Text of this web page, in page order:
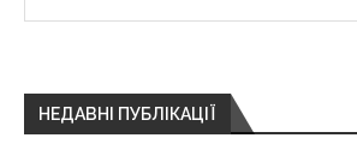
НЕДАВНІ ПУБЛІКАЦІЇ